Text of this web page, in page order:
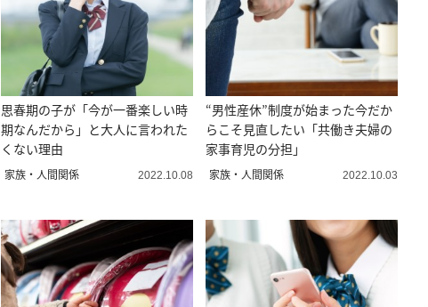
思春期の子が「今が一番楽しい時
期なんだから」と大人に言われた
くない理由
家族・人間関係 2022.10.08
“男性産休”制度が始まった今だか
らこそ見直したい「共働き夫婦の
家事育児の分担」
家族・人間関係 2022.10.03